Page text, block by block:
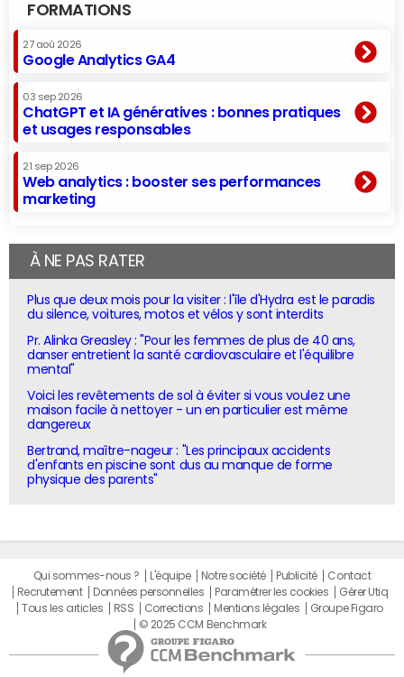
FORMATIONS
27 aoû 2026
Google Analytics GA4
03 sep 2026
ChatGPT et IA génératives : bonnes pratiques
et usages responsables
21 sep 2026
Web analytics : booster ses performances
marketing
À NE PAS RATER
Plus que deux mois pour la visiter : l'île d'Hydra est le paradis
du silence, voitures, motos et vélos y sont interdits
Pr. Alinka Greasley : "Pour les femmes de plus de 40 ans,
danser entretient la santé cardiovasculaire et l'équilibre
mental"
Voici les revêtements de sol à éviter si vous voulez une
maison facile à nettoyer - un en particulier est même
dangereux
Bertrand, maître-nageur : "Les principaux accidents
d'enfants en piscine sont dus au manque de forme
physique des parents"
Qui sommes-nous ? L'équipe Notre société Publicité
Contact
Recrutement
Données personnelles Paramétrer les cookies
Gérer Utiq
Tous les articles
RSS Corrections Mentions légales
Groupe Figaro
© 2025 CCM Benchmark